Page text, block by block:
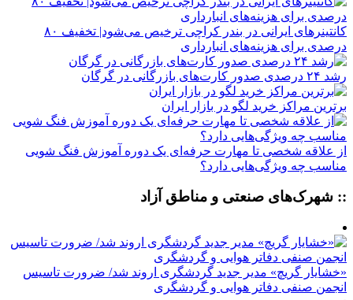
کانتینرهای ایرانی در بندر کراچی ترخیص می‌شود| تخفیف ۸۰
درصدی برای هزینه‌های انبارداری
رشد ۲۴ درصدی صدور کارت‌های بازرگانی در گرگان
برترین مراکز خرید لگو در بازار ایران
از علاقه شخصی تا مهارت حرفه‌ای یک دوره آموزش فنگ شویی
مناسب چه ویژگی‌هایی دارد؟
:: شهرک‌های صنعتی و مناطق آزاد
«خشایار گریچ» مدیر جدید گردشگری اروند شد/ ضرورت تاسیس
انجمن صنفی دفاتر هوایی و گردشگری